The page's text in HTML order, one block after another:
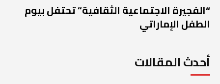
“الفجيرة الاجتماعية الثقافية” تحتفل بيوم
الطفل الإماراتي
أحدث المقالات